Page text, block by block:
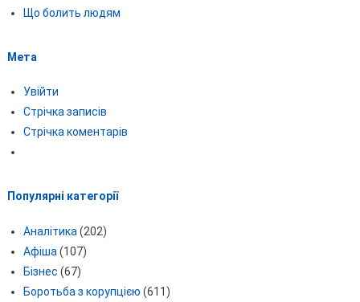
Що болить людям
Мета
Увійти
Стрічка записів
Стрічка коментарів
Популярні категорії
Аналітика (202)
Афіша (107)
Бізнес (67)
Боротьба з корупцією (611)